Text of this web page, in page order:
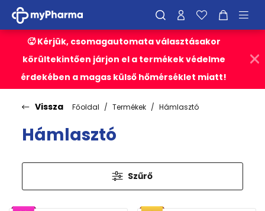
🥵 Kérjük, csomagautomata választásakor
körültekintően járjon el a termékek védelme
érdekében a magas külső hőmérséklet miatt!
Vissza Főoldal Termékek Hámlasztó
Hámlasztó
Szűrő